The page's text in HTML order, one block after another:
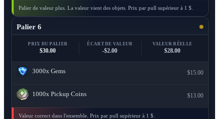
Palier de valeur plus. La valeur vient des objets. Prix par pull supérieur à 1 $.
Palier 6
PRIX DU PALIER
$30.00
ÉCART DE VALEUR
-$2.00
VALEUR RÉELLE
$28.00
3000x Gems $15.00
1000x Pickup Coins $13.00
Valeur correct dans l'ensemble. Prix par pull supérieur à 1 $.